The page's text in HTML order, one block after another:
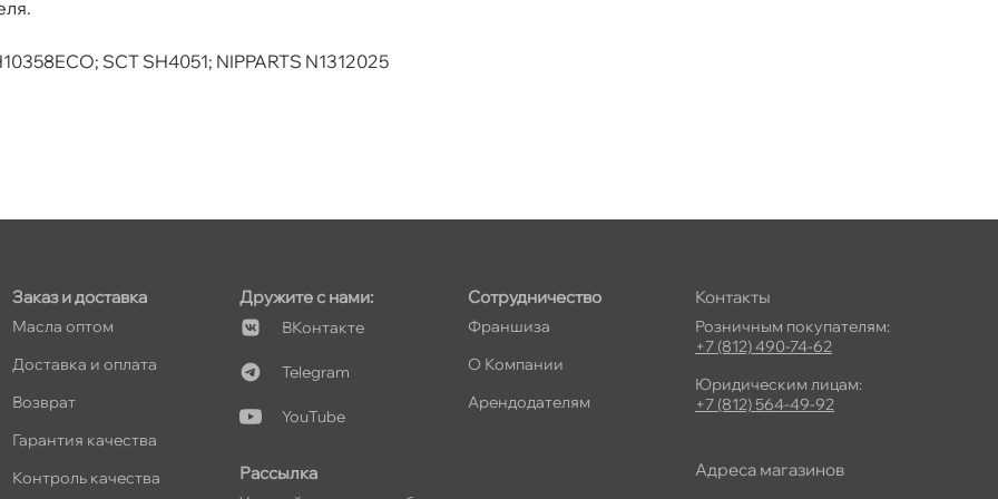
SCT SH4051; NIPPARTS N1312025
Заказ и доставка
Масла оптом
Доставка и оплата
озврат
Гарантия качества
Контроль качества
Дружите с нами:
Контакте
Telegram
YouTube
Рассылка
Сотрудничество
Франшиза
О Компании
Арендодателям
Контакты
Розничным покупателям:
+7 (812) 490-74-62
Юридическим лицам:
+7 (812) 564-49-92
Адреса магазино